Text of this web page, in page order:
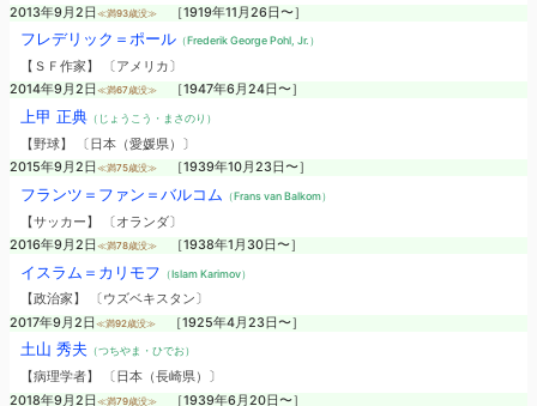
2013年9月2日 ≪満93歳没≫ ［1919年11月26日〜］
フレデリック＝ポール（Frederik George Pohl, Jr.）
【ＳＦ作家】 〔アメリカ〕
2014年9月2日 ≪満67歳没≫ ［1947年6月24日〜］
上甲 正典（じょうこう・まさのり）
【野球】 〔日本（愛媛県）〕
2015年9月2日 ≪満75歳没≫ ［1939年10月23日〜］
フランツ＝ファン＝バルコム （Frans van Balkom）
【サッカー】 〔オランダ〕
2016年9月2日 ≪満78歳没≫ ［1938年1月30日〜］
イスラム＝カリモフ （Islam Karimov）
【政治家】 〔ウズベキスタン〕
2017年9月2日 ≪満92歳没≫ ［1925年4月23日〜］
土山 秀夫 （つちやま・ひでお）
【病理学者】 〔日本（長崎県）〕
2018年9月2日 ≪満79歳没≫ ［1939年6月20日〜］